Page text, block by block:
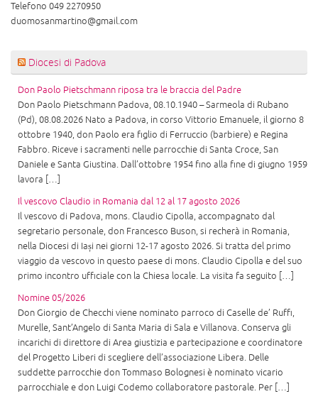
Telefono 049 2270950
duomosanmartino@gmail.com
Diocesi di Padova
Don Paolo Pietschmann riposa tra le braccia del Padre
Don Paolo Pietschmann Padova, 08.10.1940 – Sarmeola di Rubano
(Pd), 08.08.2026 Nato a Padova, in corso Vittorio Emanuele, il giorno 8
ottobre 1940, don Paolo era figlio di Ferruccio (barbiere) e Regina
Fabbro. Riceve i sacramenti nelle parrocchie di Santa Croce, San
Daniele e Santa Giustina. Dall’ottobre 1954 fino alla fine di giugno 1959
lavora […]
Il vescovo Claudio in Romania dal 12 al 17 agosto 2026
Il vescovo di Padova, mons. Claudio Cipolla, accompagnato dal
segretario personale, don Francesco Buson, si recherà in Romania,
nella Diocesi di Iași nei giorni 12-17 agosto 2026. Si tratta del primo
viaggio da vescovo in questo paese di mons. Claudio Cipolla e del suo
primo incontro ufficiale con la Chiesa locale. La visita fa seguito […]
Nomine 05/2026
Don Giorgio de Checchi viene nominato parroco di Caselle de’ Ruffi,
Murelle, Sant’Angelo di Santa Maria di Sala e Villanova. Conserva gli
incarichi di direttore di Area giustizia e partecipazione e coordinatore
del Progetto Liberi di scegliere dell’associazione Libera. Delle
suddette parrocchie don Tommaso Bolognesi è nominato vicario
parrocchiale e don Luigi Codemo collaboratore pastorale. Per […]